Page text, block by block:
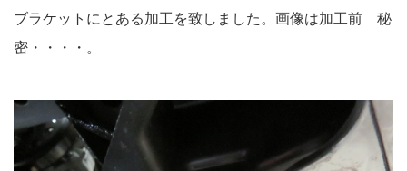
ブラケットにとある加工を致しました。画像は加工前 秘
密・・・・。